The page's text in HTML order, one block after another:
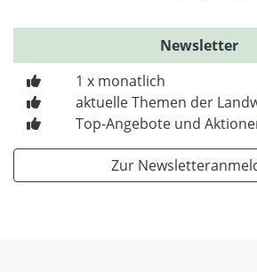
Newsletter
1 x monatlich
aktuelle Themen der
Top-Angebote und
Zur